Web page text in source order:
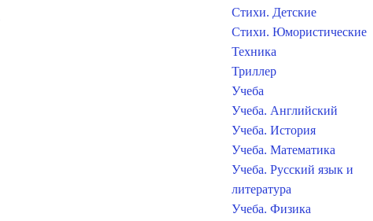
Стихи. Детские
Стихи. Юмористические
Техника
Триллер
Учеба
Учеба. Английский
Учеба. История
Учеба. Математика
Учеба. Русский язык и
литература
Учеба. Физика